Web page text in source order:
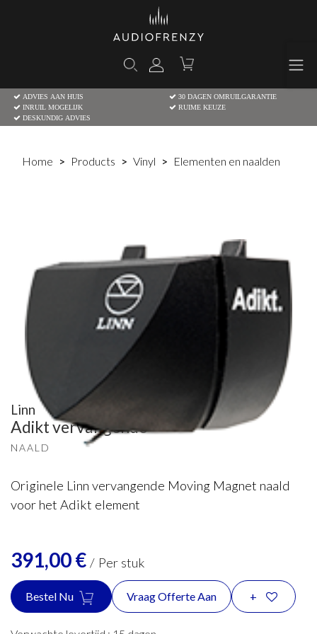
ADVIES AAN HUIS
30 DAGEN OMRUILGARANTIE
INRUIL MOGELIJK
RUIME KEUZE
DESKUNDIG ADVIES
Home Products Vinyl Elementen en naalden
Linn
Adikt vervangende
NAALD
Originele Linn vervangende Moving Magnet naald
voor het Adikt element
391,00€ / Per stuk
Bestel Nu Vraag Offerte Aan +